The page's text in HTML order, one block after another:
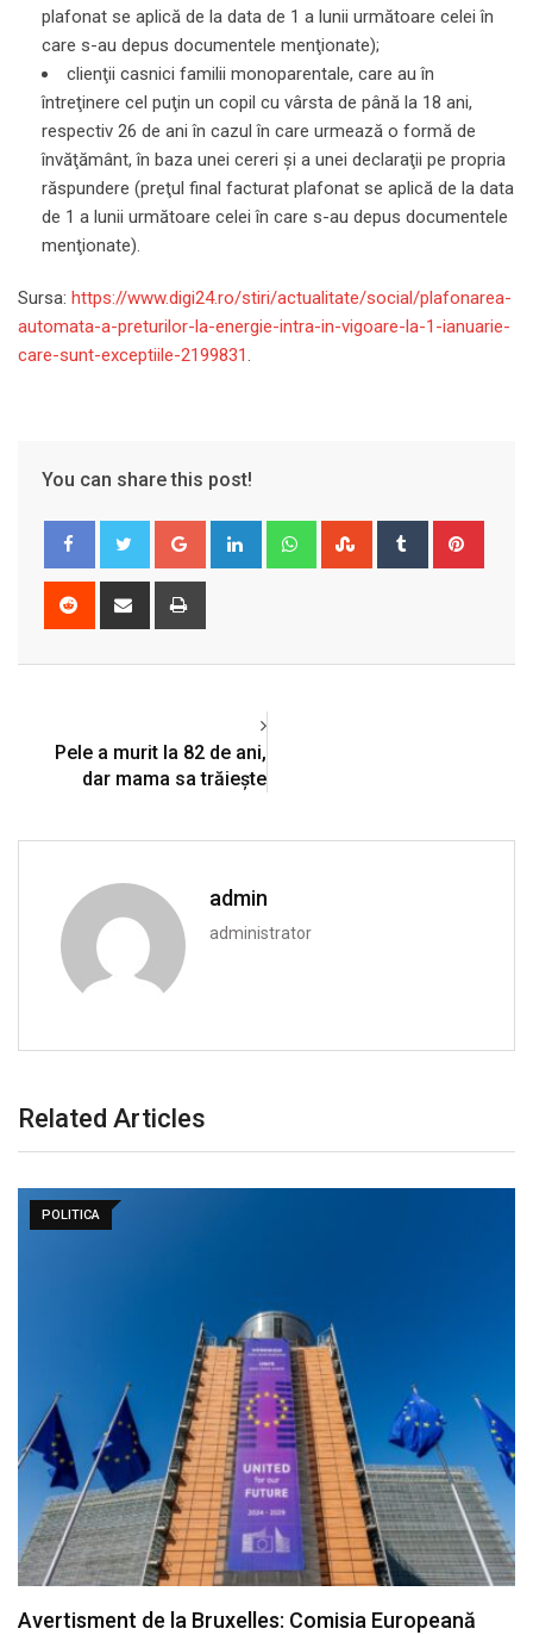
plafonat se aplică de la data de 1 a lunii următoare celei în
care s-au depus documentele menţionate);
clienţii casnici familii monoparentale, care au în
întreţinere cel puţin un copil cu vârsta de până la 18 ani,
respectiv 26 de ani în cazul în care urmează o formă de
învăţământ, în baza unei cereri şi a unei declaraţii pe propria
răspundere (preţul final facturat plafonat se aplică de la data
de 1 a lunii următoare celei în care s-au depus documentele
menţionate).
Sursa: https://www.digi24.ro/stiri/actualitate/social/plafonarea-
automata-a-preturilor-la-energie-intra-in-vigoare-la-1-ianuarie-
care-sunt-exceptiile-2199831.
You can share this post!
Google+ LinkedIn WhatsappStumbleUpon
Tumblr
Reddit
Share
Pele a murit la 82 de ani,
dar mama sa trăiește
admin
administrator
Related Articles
POLITICA
Avertisment de la Bruxelles: Comisia Europeană